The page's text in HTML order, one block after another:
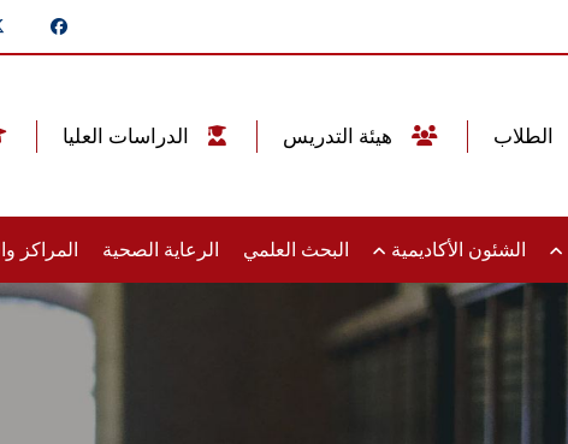
الشئون الأكاديمية البحث العلمي الرعاية الصحية المراكز